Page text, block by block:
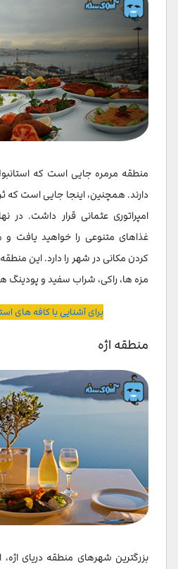
منطقه مرمره جایی است که استانبول
دارند. همچنین، اینجا جایی است
امپراتوری عثمانی قرار داشت. در
غذاهای متنوعی را خواهید یافت و
کردن مکانی در شهر را دارد. این
مزه ها، راکی، شراب سفید و
برای آشنایی با کافه های
منطقه اژه
بزرگترین شهرهای منطقه دریای